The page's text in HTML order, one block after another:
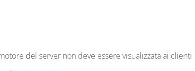
del server non deve essere visualizzata ai clienti